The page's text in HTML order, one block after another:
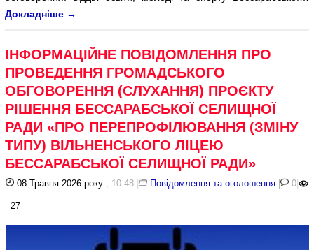
Докладніше →
ІНФОРМАЦІЙНЕ ПОВІДОМЛЕННЯ ПРО
ПРОВЕДЕННЯ ГРОМАДСЬКОГО
ОБГОВОРЕННЯ (СЛУХАННЯ) ПРОЄКТУ
РІШЕННЯ БЕССАРАБСЬКОЇ СЕЛИЩНОЇ
РАДИ «ПРО ПЕРЕПРОФІЛЮВАННЯ (ЗМІНУ
ТИПУ) ВІЛЬНЕНСЬКОГО ЛІЦЕЮ
БЕССАРАБСЬКОЇ СЕЛИЩНОЇ РАДИ»
08 Травня 2026 року , 10:48 | Повідомлення та оголошення | 0|
27